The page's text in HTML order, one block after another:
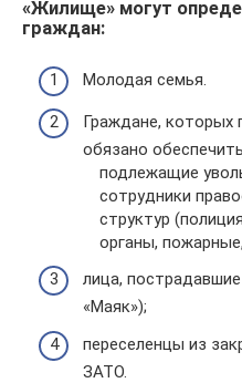
«Жилище» могут
граждан:
Молодая семья.
Граждане, которых
обязано
подлежащие
сотрудники
структур
органы,
лица,
«Маяк»);
переселенцы из
ЗАТО.